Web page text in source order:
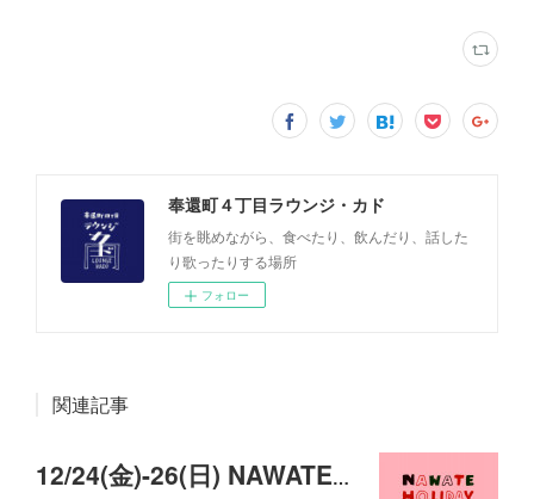
奉還町４丁目ラウンジ・カド
街を眺めながら、食べたり、飲んだり、話した
り歌ったりする場所
フォロー
関連記事
12/24(金)-26(日) NAWATE HOLIDAY MARKET 2021